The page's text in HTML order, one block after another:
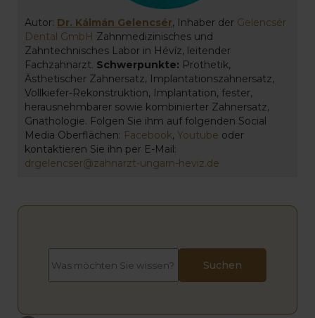
Autor: Dr. Kálmán Gelencsér, Inhaber der Gelencsér
Dental GmbH Zahnmedizinisches und
Zahntechnisches Labor in Hévíz, leitender
Fachzahnarzt. Schwerpunkte: Prothetik,
Ästhetischer Zahnersatz, Implantationszahnersatz,
Vollkiefer-Rekonstruktion, Implantation, fester,
herausnehmbarer sowie kombinierter Zahnersatz,
Gnathologie. Folgen Sie ihm auf folgenden Social
Media Oberflächen: Facebook, Youtube oder
kontaktieren Sie ihn per E-Mail:
drgelencser@zahnarzt-ungarn-heviz.de